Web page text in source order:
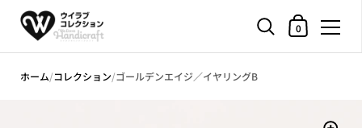
ショッピング
0
ホーム/コレクション/ゴールデンエイジ／イヤリングB